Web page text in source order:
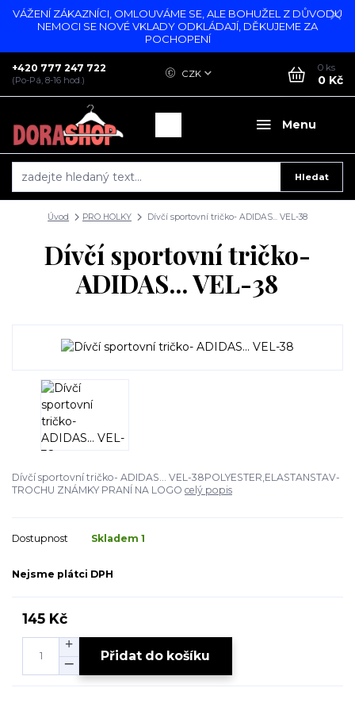
VÁŽENÍ ZÁKAZNÍCI, OMLOUVÁME SE, ALE BOHUŽEL Z DŮVODU
NEMOCI SE NOVÉ VKLADY ODKLÁDAJÍ, DĚKUJEME ZA
POCHOPENÍ
Menu
CZK
Hledat
+420 777 247 722
(Po-Pá, 8-16 hod.)
0 ks
0 Kč
Úvod PRO HOLKY Dívčí sportovní tričko- ADIDAS... VEL-38
Dívčí sportovní tričko-
ADIDAS... VEL-38
Dívčí sportovní tričko- ADIDAS... VEL-38POLYESTER,ELASTANSTAV-
TROCHU ZNÁMKY PRANÍ NA LOGO celý popis
Dostupnost Skladem 1
Nejsme plátci DPH
145 Kč
Přidat do košíku